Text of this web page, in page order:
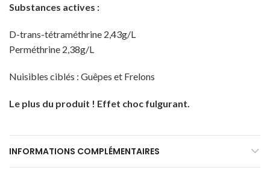
Substances actives :
D-trans-tétraméthrine 2,43g/L
Perméthrine 2,38g/L
Nuisibles ciblés : Guêpes et Frelons
Le plus du produit ! Effet choc fulgurant.
INFORMATIONS COMPLÉMENTAIRES